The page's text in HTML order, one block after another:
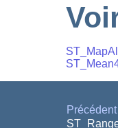
Précédent